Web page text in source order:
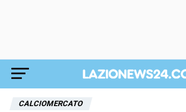
CALCIOMERCATO